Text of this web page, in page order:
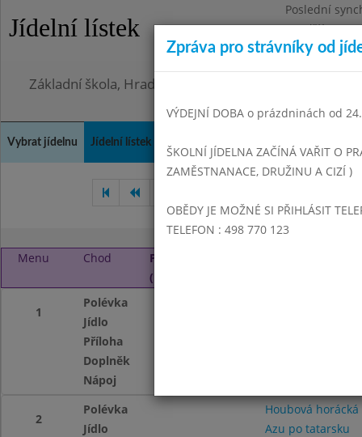
Jídelní lístek
Poslední
Pondělí
Omezení
Základní škola, Hradec Králové, Bezručova 1468
Vybrat jídelnu Jídelní lístek
Menu Chod
Pondělí 2. 5. 2016
(11:00 - 14:00)
1
Polévka
Jídlo
Příloha
Doplněk
Nápoj
2
Polévka
Houbová horácká
Jídlo
Azu po tatarsku
Zpráva pro strávníky od
VÝDEJNÍ DOBA o prázdninách od
ŠKOLNÍ JÍDELNA ZAČÍNÁ VAŘIT O
ZAMĚSTNANACE, DRUŽINU A CIZÍ )
OBĚDY JE MOŽNÉ SI PŘIHLÁSIT
TELEFON : 498 770 123